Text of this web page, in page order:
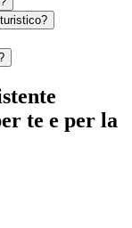
te e per la